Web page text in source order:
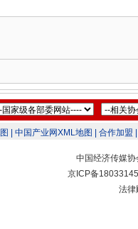
| 中国产业网XML地图 | 合作加盟 |
中国经济传媒
京ICP备
法